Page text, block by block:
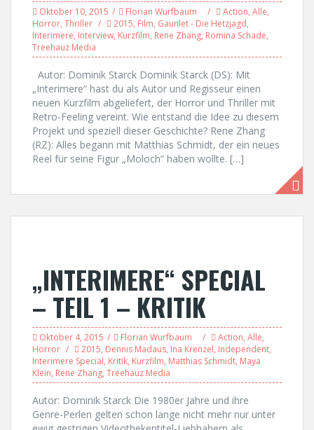
Oktober 10, 2015 Florian Wurfbaum Action, Alle,
Horror, Thriller 2015, Film, Gaunlet - Die Hetzjagd,
Interimere, Interview, Kurzfilm, Rene Zhang, Romina Schade,
Treehauz Media
Autor: Dominik Starck Dominik Starck (DS): Mit
„Interimere“ hast du als Autor und Regisseur einen
neuen Kurzfilm abgeliefert, der Horror und Thriller mit
Retro-Feeling vereint. Wie entstand die Idee zu diesem
Projekt und speziell dieser Geschichte? Rene Zhang
(RZ): Alles begann mit Matthias Schmidt, der ein neues
Reel für seine Figur „Moloch“ haben wollte. […]
„INTERIMERE“ SPECIAL
– TEIL 1 – KRITIK
Oktober 4, 2015 Florian Wurfbaum Action, Alle,
Horror
2015, Dennis Madaus, Ina Krenzel, Independent,
Interimere Special, Kritik, Kurzfilm, Matthias Schmidt, Maya
Klein, Rene Zhang, Treehauz Media
Autor: Dominik Starck Die 1980er Jahre und ihre
Genre-Perlen gelten schon lange nicht mehr nur unter